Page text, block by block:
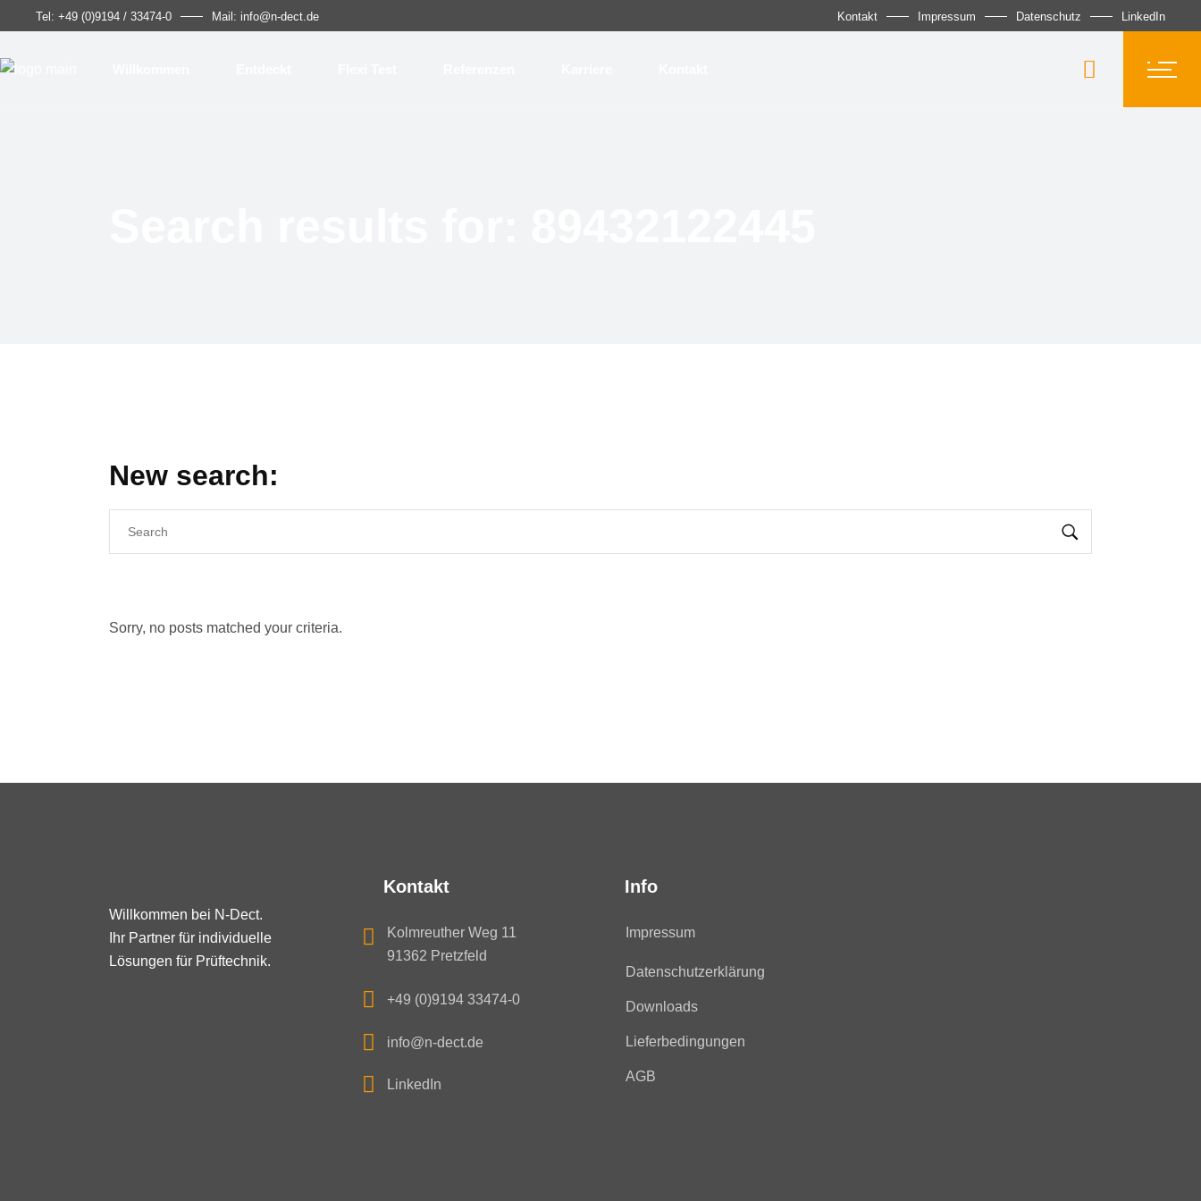
Tel: +49 (0)9194 / 33474-0 Mail: info@n-dect.de Kontakt Impressum Datenschutz LinkedIn
New search:
Search
Sorry, no posts matched your criteria.
Willkommen bei N-Dect.
Ihr Partner für individuelle
Lösungen für Prüftechnik.
Kontakt
Kolmreuther Weg 11
91362 Pretzfeld
+49 (0)9194 33474-0
info@n-dect.de
LinkedIn
Info
Impressum
Datenschutzerklärung
Downloads
Lieferbedingungen
AGB